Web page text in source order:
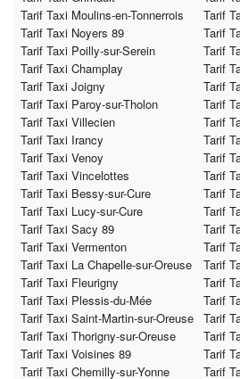
Tarif Taxi Moulins-en-Tonnerrois
Tarif
Tarif Taxi Noyers 89
Tarif
Tarif Taxi Poilly-sur-Serein
Tarif
Tarif Taxi Champlay
Tarif
Tarif Taxi Joigny
Tarif
Tarif Taxi Paroy-sur-Tholon
Tarif
Tarif Taxi Villecien
Tarif
Tarif Taxi Irancy
Tarif
Tarif Taxi Venoy
Tarif
Tarif Taxi Vincelottes
Tarif
Tarif Taxi Bessy-sur-Cure
Tarif
Tarif Taxi Lucy-sur-Cure
Tarif
Tarif Taxi Sacy 89
Tarif
Tarif Taxi Vermenton
Tarif
Tarif Taxi La Chapelle-sur-Oreuse
Tarif
Tarif Taxi Fleurigny
Tarif
Tarif Taxi Plessis-du-Mée
Tarif
Tarif Taxi Saint-Martin-sur-Oreuse Tarif
Tarif Taxi Thorigny-sur-Oreuse
Tarif
Tarif Taxi Voisines 89
Tarif
Tarif Taxi Chemilly-sur-Yonne
Tarif